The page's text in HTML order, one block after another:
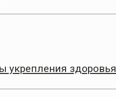
укрепления здоровья